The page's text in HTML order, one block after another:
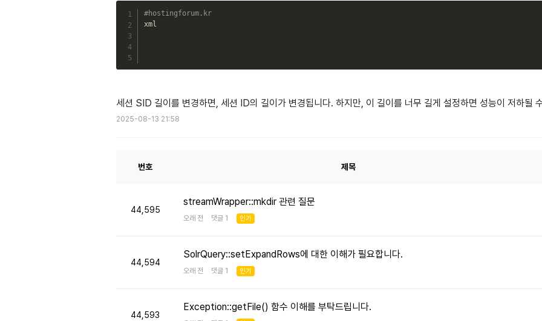
#hostingforum.kr
xml
세션 SID 길이를 변경하면, 세션 ID의 길이가 변경됩니다. 하지만, 이 길이를 너무 길게 설정하면 성능이 저하될
2025-08-13 21:58
번호 제목
44,595
streamWrapper::mkdir 관련 질문
오래 전 댓글 1 인기
44,594
SolrQuery::setExpandRows에 대한 이해가 필요합니다.
오래 전 댓글 1 인기
44,593
Exception::getFile() 함수 이해를 부탁드립니다.